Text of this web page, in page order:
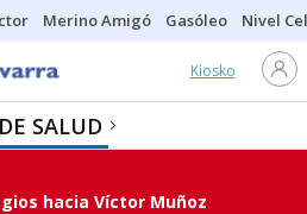
Merino Amigó Gasóleo Nivel
Kiosko
SALUD
hacia Víctor Muñoz